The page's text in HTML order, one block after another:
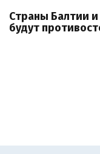
Страны Балтии
будут